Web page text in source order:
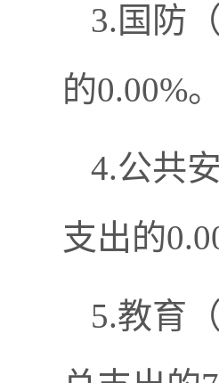
3.国防
的0.00%
4.公共
支出的
5.教育